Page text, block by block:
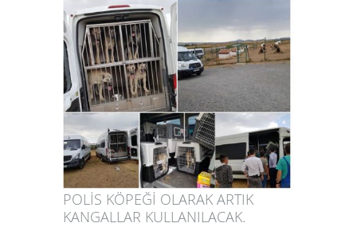
POLİS KÖPEĞİ OLARAK ARTIK
KANGALLAR KULLANILACAK.